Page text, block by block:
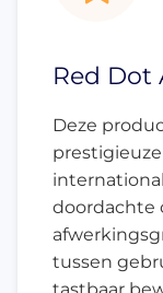
Red Dot
Deze
doordachte
tussen